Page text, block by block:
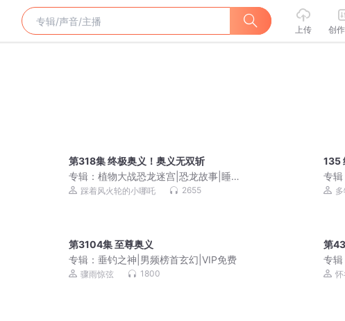
上传 创
第318集 终极奥义！奥义无双斩
专辑：植物大战恐龙迷宫|恐龙故事|睡前
故事|多人精品广播剧
踩着风火轮的小哪吒 2655
135
专
尽
第3104集 至尊奥义
专辑：垂钓之神|男频榜首玄幻|VIP免费
骤雨惊弦 1800
第
专
辰